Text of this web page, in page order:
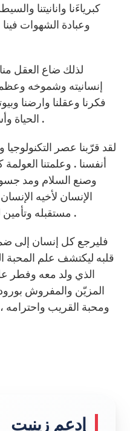
كبرياءَنا وانانيتنا
وعبادة الشهوات
لذلك ضاع العقل
إنسانيته وشموخه
فكرنا وعقلنا وارضنا
الحياة وأسرنا الاهتمام بنزواتنا ومصالحنا .
لقد قرّبنا عصر
أنفسنا . وعلمتنا
وصنع السلام ومد
الإنسان لأخيه
مستقبله وتأمين له حياة أمينه و رغيدة و سعيدة .
فليرجع كل إنسان إلى
قلبه ليكتشف علم المحبة
الذي ولد معه وفطر
المزيّن والمفروش
ومحبة القريب واحترامه
إدعم زينيت